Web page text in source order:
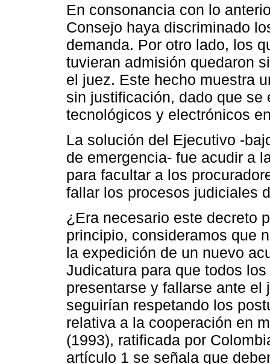
En consonancia con lo
Consejo haya discriminado
demanda. Por otro lado, los
tuvieran admisión quedaron
el juez. Este hecho muestra
sin justificación, dado que
tecnológicos y electrónicos
La solución del Ejecutivo -
de emergencia- fue acudir a
para facultar a los
fallar los procesos judiciales
¿Era necesario este decreto
principio, consideramos que
la expedición de un nuevo
Judicatura para que todos
presentarse y fallarse ante
seguirían respetando los
relativa a la cooperación en
(1993), ratificada por
artículo 1 se señala que